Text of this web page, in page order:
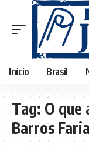
Início Brasil
Tag: O que
Barros Faria